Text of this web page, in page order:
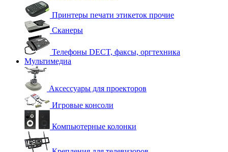
Принтеры печати этикеток прочие
Сканеры
Телефоны DECT, факсы, оргтехника
Мультимедиа
Аксессуары для проекторов
Игровые консоли
Компьютерные колонки